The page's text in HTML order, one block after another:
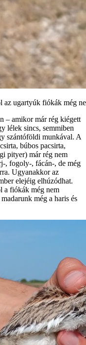
az ugartyúk fiókák még
– amikor már rég kiégett
lélek sincs, semmiben
szántóföldi munkával. A
búbos pacsirta,
pityer) már rég nem
, fogoly-, fácán-, de még
Ugyanakkor az
elejéig elhúzódhat.
a fiókák még nem
még a haris és